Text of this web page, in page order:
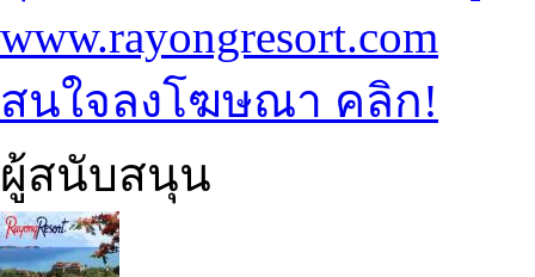
www.rayongresort.com
สนใจลงโฆษณา คลิก!
ผู้สนับสนุน